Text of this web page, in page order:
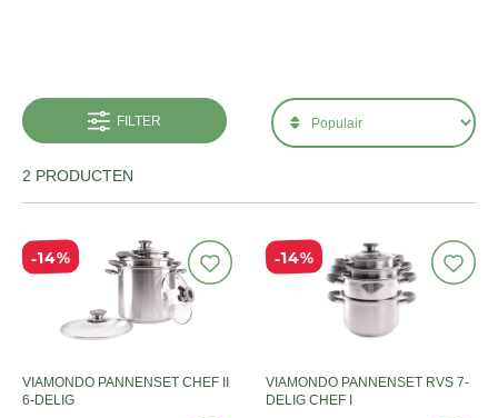
FILTER
2 PRODUCTEN
14%
VIAMONDO PANNENSET CHEF II
6-DELIG
14%
VIAMONDO PANNENSET RVS 7-
DELIG CHEF I